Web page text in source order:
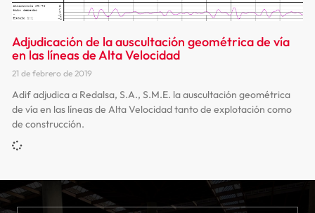
Adjudicación de la auscultación geométrica de vía
en las líneas de Alta Velocidad
21 de febrero de 2019
Adif adjudica a Redalsa, S.A., S.M.E. la auscultación geométrica
de vía en las líneas de Alta Velocidad tanto de explotación como
de construcción.